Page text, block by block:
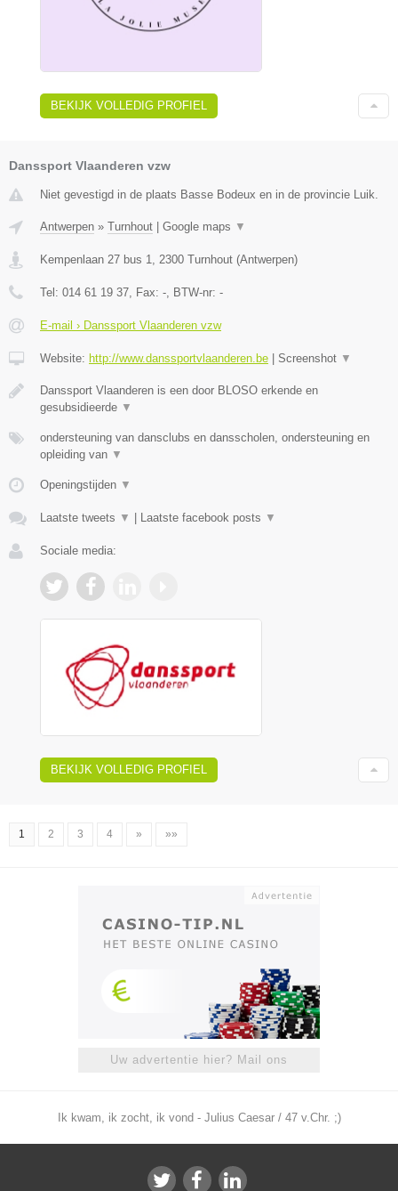
BEKIJK VOLLEDIG PROFIEL
Danssport Vlaanderen vzw
Niet gevestigd in de plaats Basse Bodeux en in de provincie Luik.
Antwerpen » Turnhout Google maps ▼
Kempenlaan 27 bus 1 2300 Turnhout (Antwerpen)
Tel: 014 61 19 37 , Fax: - , BTW-nr: -
E-mail › Danssport Vlaanderen vzw
Website: http://www.danssportvlaanderen.be Screenshot ▼
Danssport Vlaanderen is een door BLOSO erkende en
gesubsidieerde ▼
ondersteuning van dansclubs en dansscholen, ondersteuning en
opleiding van ▼
Openingstijden ▼
Laatste tweets ▼ Laatste facebook posts ▼
Sociale media:
BEKIJK VOLLEDIG PROFIEL
1 2 3 4 » »»
Uw advertentie hier? Mail ons
Ik kwam, ik zocht, ik vond - Julius Caesar / 47 v.Chr. ;)